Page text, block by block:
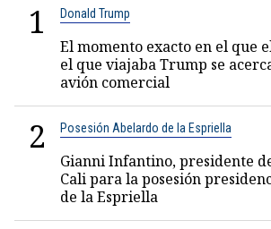
1 Donald Trump
El momento exacto en el que
el que viajaba Trump se
avión comercial
2 Posesión Abelardo de la Espriella
Gianni Infantino, presidente
Cali para la posesión
de la Espriella